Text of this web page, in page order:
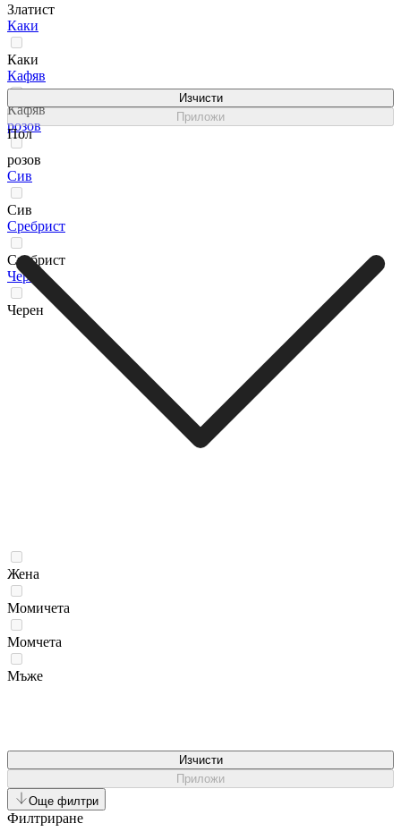
Златист
Каки
Каки
Кафяв
Кафяв
розов
розов
Сив
Сив
Сребрист
Сребрист
Черен
Черен
Изчисти
Приложи
Пол
Жена
Момичета
Момчета
Мъже
Изчисти
Приложи
Още филтри
Филтриране